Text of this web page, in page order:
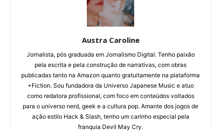
Austra Caroline
Jornalista, pós graduada em Jornalismo Digital. Tenho paixão
pela escrita e pela construção de narrativas, com obras
publicadas tanto na Amazon quanto gratuitamente na plataforma
+Fiction. Sou fundadora da Universo Japanese Music e atuo
como redatora profissional, com foco em conteúdos voltados
para o universo nerd, geek e a cultura pop. Amante dos jogos de
ação estilo Hack & Slash, tenho um carinho especial pela
franquia Devil May Cry.